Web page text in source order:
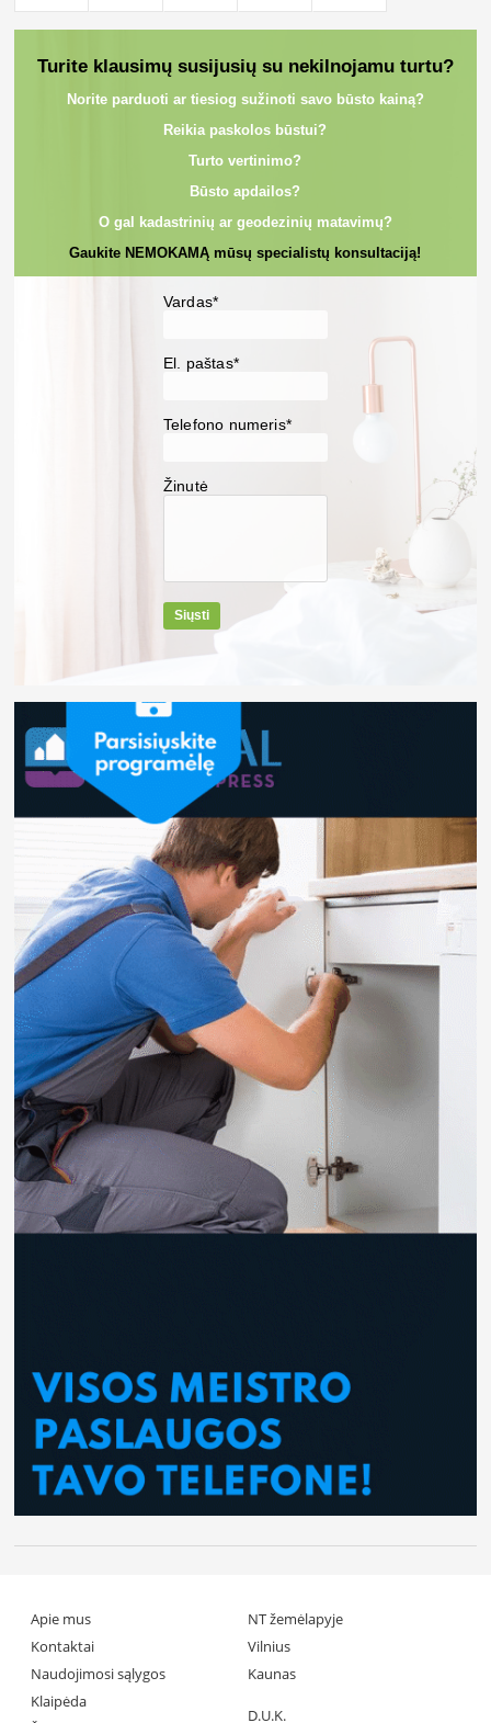
Turite klausimų susijusių su nekilnojamu turtu?
Norite parduoti ar tiesiog sužinoti savo būsto kainą?
Reikia paskolos būstui?
Turto vertinimo?
Būsto apdailos?
O gal kadastrinių ar geodezinių matavimų?
Gaukite NEMOKAMĄ mūsų specialistų konsultaciją!
Vardas*
El. paštas*
Telefono numeris*
Žinutė
Siųsti
Apie mus
Kontaktai
Naudojimosi sąlygos
NT žemėlapyje
Vilnius
Kaunas
Klaipėda
D.U.K.